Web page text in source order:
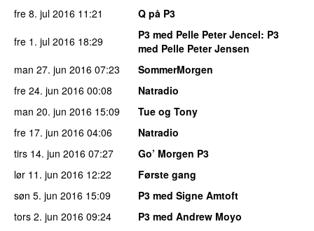
fre 8. jul 2016 11:21
Q på P3
fre 1. jul 2016 18:29 P3 med Pelle Peter Jencel: P3
med Pelle Peter Jensen
man 27. jun 2016 07:23
SommerMorgen
fre 24. jun 2016 00:08
Natradio
man 20. jun 2016 15:09
Tue og Tony
fre 17. jun 2016 04:06
Natradio
tirs 14. jun 2016 07:27
Go’ Morgen P3
lør 11. jun 2016 12:22
Første gang
søn 5. jun 2016 15:09
P3 med Signe Amtoft
tors 2. jun 2016 09:24
P3 med Andrew Moyo